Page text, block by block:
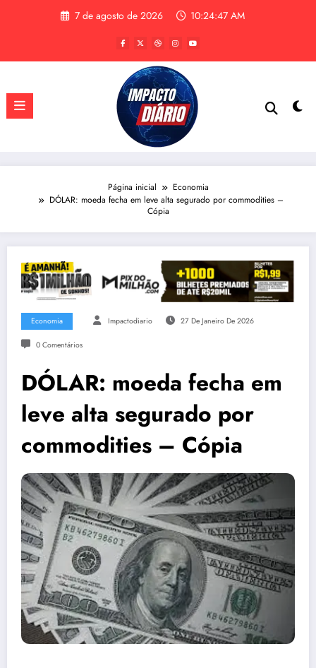
7 de agosto de 2026 10:24:48 AM
Página inicial
Economia
DÓLAR: moeda fecha em leve alta segurado por commodities –
Cópia
Economia Impactodiario 27 De Janeiro De 2026
0 Comentários
DÓLAR: moeda fecha em
leve alta segurado por
commodities – Cópia